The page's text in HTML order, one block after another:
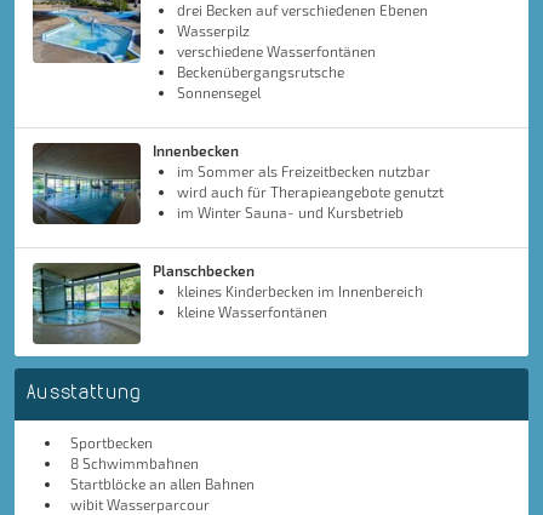
drei Becken auf verschiedenen Ebenen
Wasserpilz
verschiedene Wasserfontänen
Beckenübergangsrutsche
Sonnensegel
Innenbecken
im Sommer als Freizeitbecken nutzbar
wird auch für Therapieangebote genutzt
im Winter Sauna- und Kursbetrieb
Planschbecken
kleines Kinderbecken im Innenbereich
kleine Wasserfontänen
Ausstattung
Sportbecken
8 Schwimmbahnen
Startblöcke an allen Bahnen
wibit Wasserparcour